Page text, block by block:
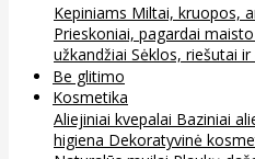
Kepiniams Miltai, kruopos,
Prieskoniai, pagardai
užkandžiai Sėklos, riešutai
Be glitimo
Kosmetika
Aliejiniai kvepalai Baziniai
higiena Dekoratyvinė